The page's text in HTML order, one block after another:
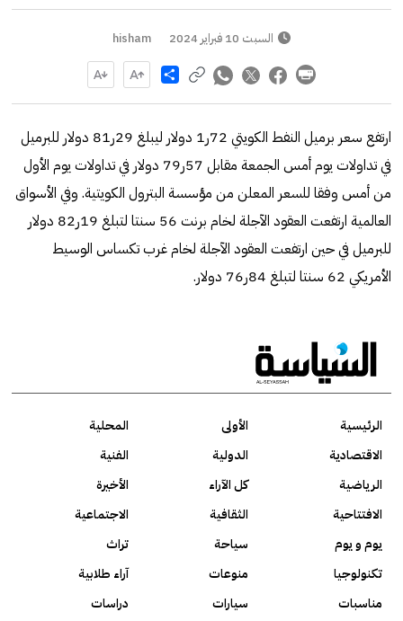
السبت 10 فبراير 2024 hisham
Share
ارتفع سعر برميل النفط الكويتي 72ر1 دولار ليبلغ 29ر81 دولار للبرميل
في تداولات يوم أمس الجمعة مقابل 57ر79 دولار في تداولات يوم الأول
من أمس وفقا للسعر المعلن من مؤسسة البترول الكويتية. وفي الأسواق
العالمية ارتفعت العقود الآجلة لخام برنت 56 سنتا لتبلغ 19ر82 دولار
للبرميل في حين ارتفعت العقود الآجلة لخام غرب تكساس الوسيط
الأمريكي 62 سنتا لتبلغ 84ر76 دولار.
الرئيسية الأولى
المحلية
الاقتصادية
الدولية
الفنية
الرياضية
كل الآراء
الأخيرة
الافتتاحية
الثقافية
الاجتماعية
يوم و يوم
سياحة
تراث
تكنولوجيا
منوعات
آراء طلابية
مناسبات
سيارات دراسات